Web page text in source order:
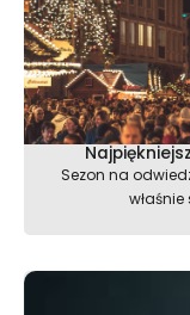
Sezon na
właśnie